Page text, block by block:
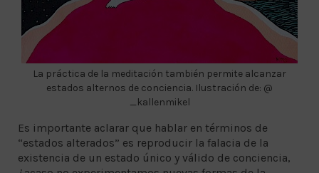
La práctica de la meditación también permite alcanzar
estados alternos de conciencia. Ilustración de: @
_kallenmikel
Es importante aclarar que hablar en términos de
“estados alterados” es reproducir la falacia de la
existencia de un estado único y válido de conciencia,